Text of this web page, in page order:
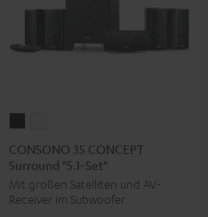
35
CONCEPT
Surround
"5.1-
35
CONCEPT
Surround
"5.1-
CONSONO 35 CONCEPT
Surround "5.1-Set"
Mit großen Satelliten und AV-
Receiver im Subwoofer